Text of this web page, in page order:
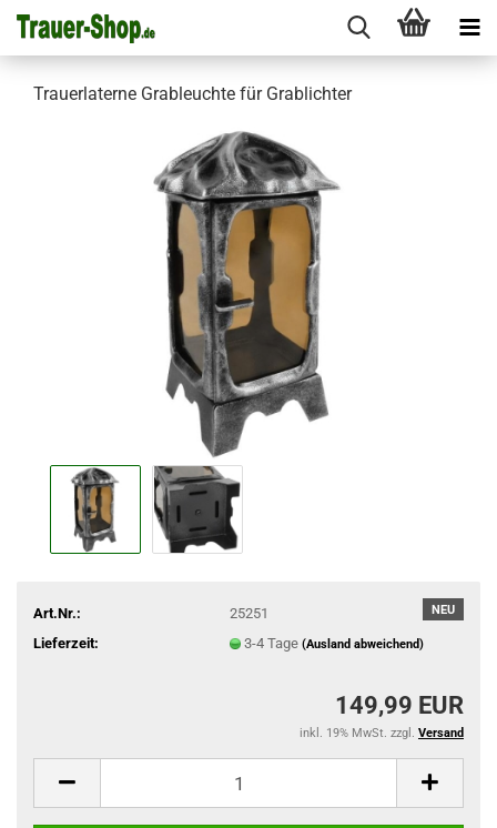
Trauerlaterne Grableuchte für Grablichter
NEU
Art.Nr.:
25251
Lieferzeit:
3-4 Tage (Ausland abweichend)
149,99 EUR
inkl. 19% MwSt. zzgl. Versand